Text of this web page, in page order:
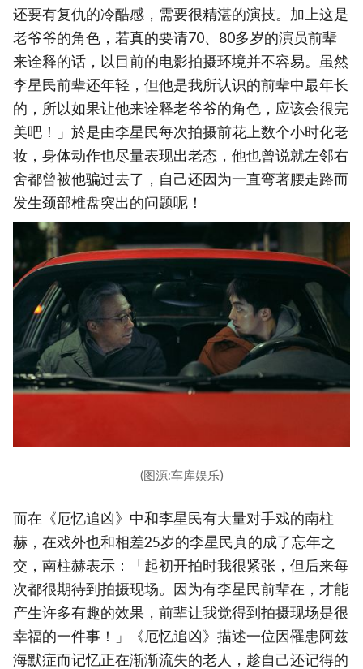
还要有复仇的冷酷感，需要很精湛的演技。加上这是
老爷爷的角色，若真的要请70、80多岁的演员前辈
来诠释的话，以目前的电影拍摄环境并不容易。虽然
李星民前辈还年轻，但他是我所认识的前辈中最年长
的，所以如果让他来诠释老爷爷的角色，应该会很完
美吧！」於是由李星民每次拍摄前花上数个小时化老
妆，身体动作也尽量表现出老态，他也曾说就左邻右
舍都曾被他骗过去了，自己还因为一直弯著腰走路而
发生颈部椎盘突出的问题呢！
(图源:车库娱乐)
而在《厄忆追凶》中和李星民有大量对手戏的南柱
赫，在戏外也和相差25岁的李星民真的成了忘年之
交，南柱赫表示：「起初开拍时我很紧张，但后来每
次都很期待到拍摄现场。因为有李星民前辈在，才能
产生许多有趣的效果，前辈让我觉得到拍摄现场是很
幸福的一件事！」《厄忆追凶》描述一位因罹患阿兹
海默症而记忆正在渐渐流失的老人，趁自己还记得的